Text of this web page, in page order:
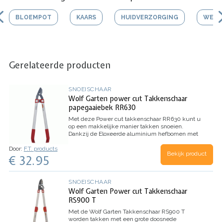
BLOEMPOT KAARS HUIDVERZORGING
Gerelateerde producten
SNOEISCHAAR
Wolf Garten power cut Takkenschaar
papegaaiebek RR630
Met deze Power cut takkenschaar RR630 kunt u
op een makkelijke manier takken snoeien.
Dankzij de Eloxeerde aluminium hefbomen met
takkenschaar goed vast te houden en heeft u
De messen zijn voorzien van een
Met stootbuffers en gecoate
stelen. Lengte: 63 cm Inhoud: 1 stuks
Door: F.T. products
€ 32.95 Bekijk product
SNOEISCHAAR
Wolf Garten Power cut Takkenschaar
RS900 T
Met de Wolf Garten Takkenschaar RS900 T
worden takken met een grote doosnede